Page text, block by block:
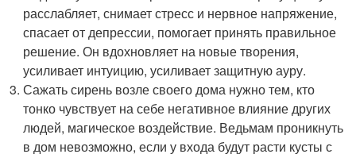
расслабляет, снимает стресс и нервное напряжение,
спасает от депрессии, помогает принять правильное
решение. Он вдохновляет на новые творения,
усиливает интуицию, усиливает защитную ауру.
Сажать сирень возле своего дома нужно тем, кто
тонко чувствует на себе негативное влияние других
людей, магическое воздействие. Ведьмам проникнуть
в дом невозможно, если у входа будут расти кусты с